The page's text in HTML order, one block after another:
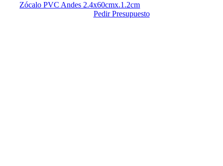
Zócalo PVC Andes 2.4x60cmx.1.2cm
Pedir Presupuesto